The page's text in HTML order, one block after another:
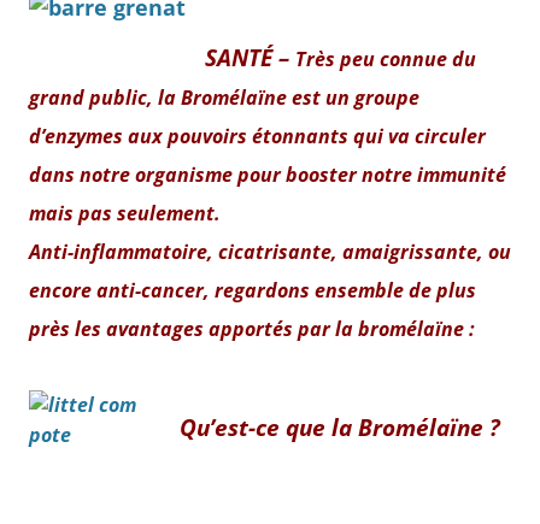
SANTÉ – Très peu connue du
grand public, la Bromélaïne est un groupe
d’enzymes aux pouvoirs étonnants qui va circuler
dans notre organisme pour booster notre immunité
mais pas seulement.
Anti-inflammatoire, cicatrisante, amaigrissante, ou
encore anti-cancer, regardons ensemble de plus
près les avantages apportés par la bromélaïne :
Qu’est-ce que la Bromélaïne ?